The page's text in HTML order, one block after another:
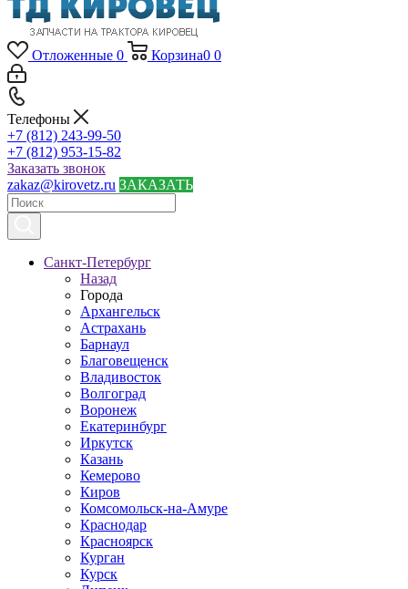
Отложенные 0 Корзина0 0
Телефоны
+7 (812) 243-99-50
+7 (812) 953-15-82
Заказать звонок
zakaz@kirovetz.ru ЗАКАЗАТЬ
Санкт-Петербург
Назад
Города
Архангельск
Астрахань
Барнаул
Благовещенск
Владивосток
Волгоград
Воронеж
Екатеринбург
Иркутск
Казань
Кемерово
Киров
Комсомольск-на-Амуре
Краснодар
Красноярск
Курган
Курск